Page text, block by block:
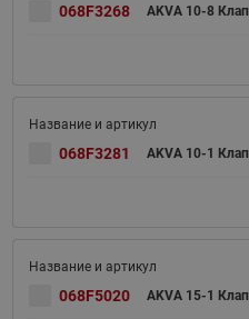
068F3268 AKVA 10-8
068F3281 AKVA 10-1
068F5020 AKVA 15-1